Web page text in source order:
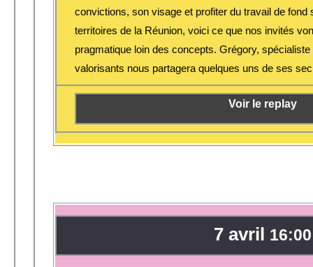
convictions, son visage et profiter du travail de fond
territoires de la Réunion, voici ce que nos invités
pragmatique loin des concepts. Grégory,
valorisants nous partagera quelques uns de ses
Voir le replay
7 avril 16:00